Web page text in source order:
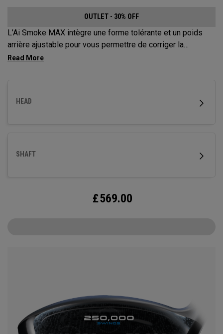
OUTLET - 30% OFF
L’Ai Smoke MAX intègre une forme tolérante et un poids
arrière ajustable pour vous permettre de corriger la
trajectoire de vos coups jusqu’à environ 17 mètres.
HEAD
SHAFT
£569.00